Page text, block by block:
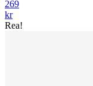
269
kr
Rea!